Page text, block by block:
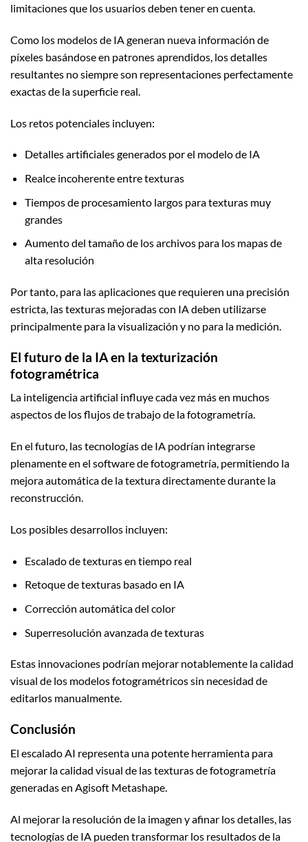
limitaciones que los usuarios deben tener en cuenta.
Como los modelos de IA generan nueva información de
píxeles basándose en patrones aprendidos, los detalles
resultantes no siempre son representaciones perfectamente
exactas de la superficie real.
Los retos potenciales incluyen:
Detalles artificiales generados por el modelo de IA
Realce incoherente entre texturas
Tiempos de procesamiento largos para texturas muy
grandes
Aumento del tamaño de los archivos para los mapas de
alta resolución
Por tanto, para las aplicaciones que requieren una precisión
estricta, las texturas mejoradas con IA deben utilizarse
principalmente para la visualización y no para la medición.
El futuro de la IA en la texturización
fotogramétrica
La inteligencia artificial influye cada vez más en muchos
aspectos de los flujos de trabajo de la fotogrametría.
En el futuro, las tecnologías de IA podrían integrarse
plenamente en el software de fotogrametría, permitiendo la
mejora automática de la textura directamente durante la
reconstrucción.
Los posibles desarrollos incluyen:
Escalado de texturas en tiempo real
Retoque de texturas basado en IA
Corrección automática del color
Superresolución avanzada de texturas
Estas innovaciones podrían mejorar notablemente la calidad
visual de los modelos fotogramétricos sin necesidad de
editarlos manualmente.
Conclusión
El escalado AI representa una potente herramienta para
mejorar la calidad visual de las texturas de fotogrametría
generadas en Agisoft Metashape.
Al mejorar la resolución de la imagen y afinar los detalles, las
tecnologías de IA pueden transformar los resultados de la